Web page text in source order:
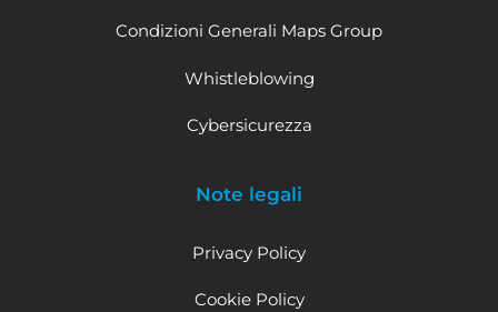
Condizioni Generali Maps Group
Whistleblowing
Cybersicurezza
Note legali
Privacy Policy
Cookie Policy